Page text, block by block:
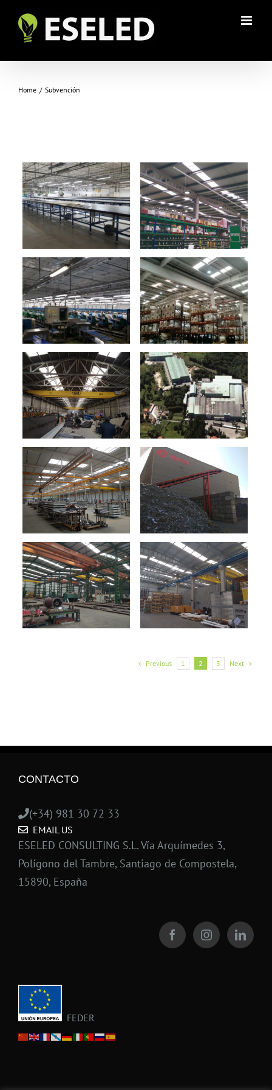
content
Home / Subvención
Previous 1 2 3 Next
CONTACTO
(+34) 981 30 72 33
EMAIL US
ESELED CONSULTING S.L. Vía Arquímedes 3,
Polígono del Tambre, Santiago de Compostela,
15890, España
FEDER